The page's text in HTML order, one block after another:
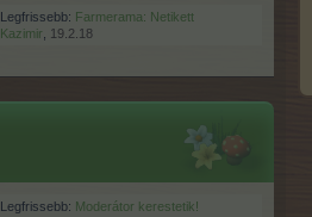
Legfrissebb: Farmerama: Netikett
Kazimir
19.2.18
Legfrissebb: Moderátor kerestetik!